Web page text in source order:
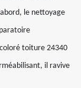
le nettoyage
coloré toiture 24340
il ravive